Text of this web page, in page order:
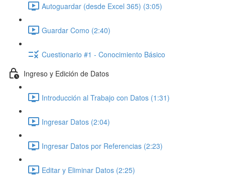
Autoguardar (desde Excel 365) (3:05)
Guardar Como (2:40)
Cuestionario #1 - Conocimiento Básico
Ingreso y Edición de Datos
Introducción al Trabajo con Datos (1:31)
Ingresar Datos (2:04)
Ingresar Datos por Referencias (2:23)
Editar y Eliminar Datos (2:25)